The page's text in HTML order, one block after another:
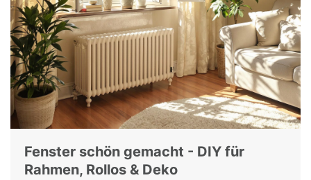
Fenster schön gemacht - DIY für
Rahmen, Rollos & Deko